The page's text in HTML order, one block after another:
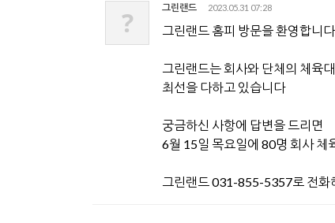
? 그린랜드 2023.05.31 07:28
그린랜드 홈피 방문을 환영합니다
그린랜드는 회사와 단체의 체육
최선을 다하고 있습니다
궁금하신 사항에 답변을 드리면
6월 15일 목요일에 80명 회사 체
그린랜드 031-855-5357로 전화